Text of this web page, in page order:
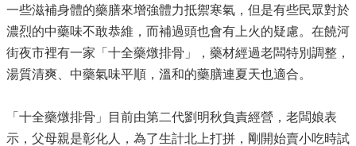
一些滋補身體的藥膳來增強體力抵禦寒氣，但是有些民眾對於
濃烈的中藥味不敢恭維，而補過頭也會有上火的疑慮。在饒河
街夜市裡有一家「十全藥燉排骨」，藥材經過老闆特別調整，
湯質清爽、中藥氣味平順，溫和的藥膳連夏天也適合。
「十全藥燉排骨」目前由第二代劉明秋負責經營，老闆娘表
示，父母親是彰化人，為了生計北上打拼，剛開始賣小吃時試